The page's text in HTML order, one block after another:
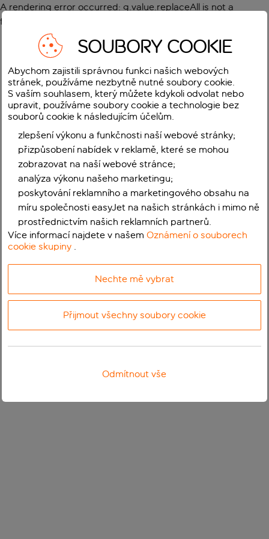
A rendering error occurred: g.value.replaceAll is not a
function
SOUBORY COOKIE
Abychom zajistili správnou funkci našich webových
stránek, používáme nezbytně nutné soubory cookie.
S vaším souhlasem, který můžete kdykoli odvolat nebo
upravit, používáme soubory cookie a technologie bez
souborů cookie k následujícím účelům.
zlepšení výkonu a funkčnosti naší webové stránky;
přizpůsobení nabídek v reklamě, které se mohou
zobrazovat na naší webové stránce;
analýza výkonu našeho marketingu;
poskytování reklamního a marketingového obsahu na
míru společnosti easyJet na našich stránkách i mimo ně
prostřednictvím našich reklamních partnerů.
Více informací najdete v našemOznámení o souborech
cookie skupiny .
Nechte mě vybrat
Přijmout všechny soubory cookie
Odmítnout vše